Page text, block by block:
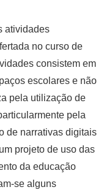
atividades
no curso de
consistem em
escolares e não
pela utilização de
pela
de narrativas digitais
projeto de uso das
da educação
se alguns